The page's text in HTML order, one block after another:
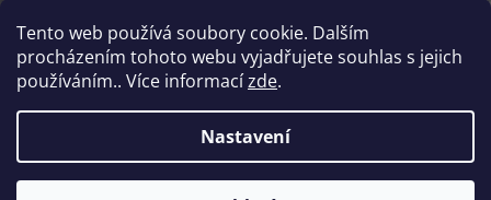
Tento web používá soubory cookie. Dalším
procházením tohoto webu vyjadřujete souhlas s jejich
používáním.. Více informacízde.
Nastavení
(vchod z ulice Uzbecká)
Copyright 2026PETSHOP Jihlavská. Všechna práva